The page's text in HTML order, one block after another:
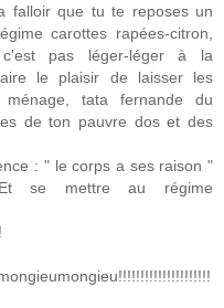
falloir que tu te reposes un
carottes rapées-citron,
pas léger-léger à la
le plaisir de laisser les
ménage, tata fernande du
de ton pauvre dos et des
: " le corps a ses raison "
se mettre au régime